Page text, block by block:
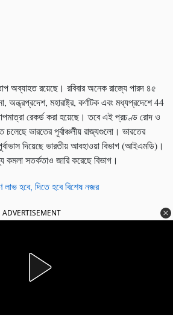
অব্যাহত রয়েছে। রবিবার অনেক রাজ্যে পারদ ৪৫
অন্ধ্রপ্রদেশ, মহারাষ্ট্র, কর্ণাটক এবং মধ্যপ্রদেশে 44
রেকর্ড করা হয়েছে। তবে এই প্রচণ্ড রোদ ও
ভারতের পূর্বাঞ্চলীয় রাজ্যগুলো। ভারতের
পূর্বাভাস দিয়েছে ভারতীয় আবহাওয়া বিভাগ (আইএমডি)।
কমলা সতর্কতাও জারি করেছে বিভাগ।
লাভ হবে, দিতে হবে বিশেষ নজর
ADVERTISEMENT